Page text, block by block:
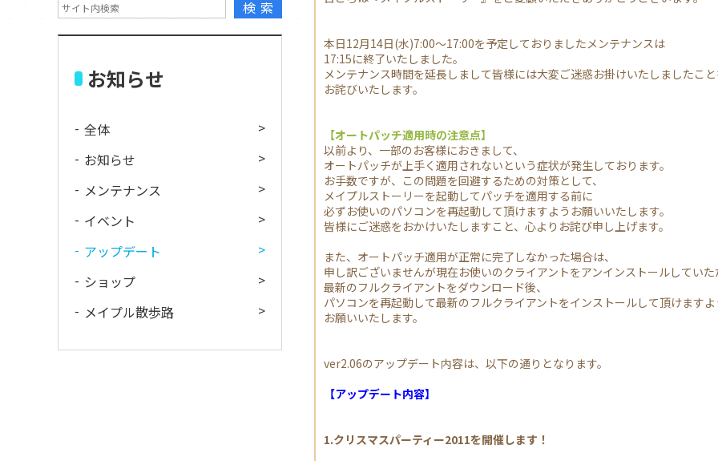
本日12月14日(水)7:00～17:00を予定しておりましたメンテナンスは
17:15に終了いたしました。
メンテナンス時間を延長しまして皆様には大変ご迷惑お掛けいたしましたこ
お詫びいたします。
【オートパッチ適用時の注意点】
以前より、一部のお客様におきまして、
オートパッチが上手く適用されないという症状が発生しております。
お手数ですが、この問題を回避するための対策として、
メイプルストーリーを起動してパッチを適用する前に
必ずお使いのパソコンを再起動して頂けますようお願いいたします。
皆様にご迷惑をおかけいたしますこと、心よりお詫び申し上げます。
また、オートパッチ適用が正常に完了しなかった場合は、
申し訳ございませんが現在お使いのクライアントをアンインストールしていた
最新のフルクライアントをダウンロード後、
パソコンを再起動して最新のフルクライアントをインストールして頂けますよ
お願いいたします。
ver2.06のアップデート内容は、以下の通りとなります。
【アップデート内容】
1.クリスマスパーティー2011を開催します！
検索
お知らせ
全体
お知らせ
メンテナンス
イベント
アップデート
ショップ
メイプル散歩路